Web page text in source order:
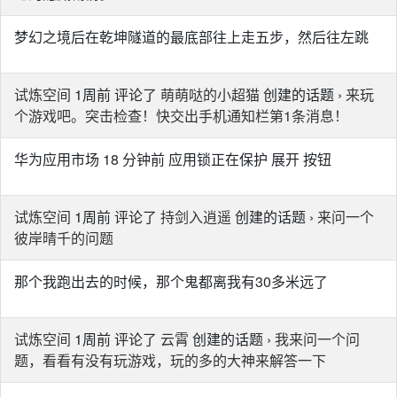
梦幻之境后在乾坤隧道的最底部往上走五步，然后往左跳
试炼空间 1周前 评论了 萌萌哒的小超猫创建的话题 › 来玩
个游戏吧。突击检查！快交出手机通知栏第1条消息！
华为应用市场 18 分钟前 应用锁正在保护 展开 按钮
试炼空间 1周前 评论了 持剑入逍遥创建的话题 › 来问一个
彼岸晴千的问题
那个我跑出去的时候，那个鬼都离我有30多米远了
试炼空间 1周前 评论了 云霄 创建的话题 › 我来问一个问
题，看看有没有玩游戏，玩的多的大神来解答一下